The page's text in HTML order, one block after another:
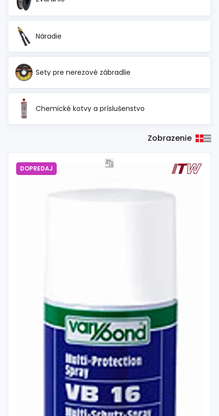
Náradie
Sety pre nerezové zábradlie
Chemické kotvy a príslušenstvo
Zobrazenie
DOPREDAJ